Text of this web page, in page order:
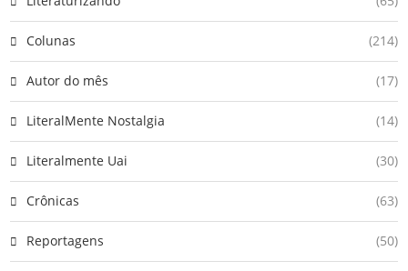
Colunas (214)
Autor do mês (17)
LiteralMente Nostalgia (14)
Literalmente Uai (30)
Crônicas (63)
Reportagens (50)